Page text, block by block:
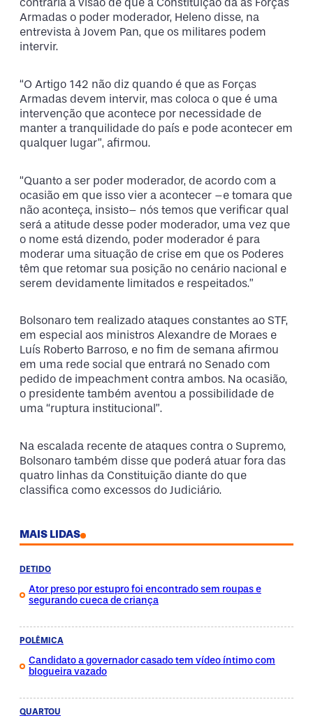
contrária à visão de que a Constituição dá às Forças
Armadas o poder moderador, Heleno disse, na
entrevista à Jovem Pan, que os militares podem
intervir.
“O Artigo 142 não diz quando é que as Forças
Armadas devem intervir, mas coloca o que é uma
intervenção que acontece por necessidade de
manter a tranquilidade do país e pode acontecer em
qualquer lugar”, afirmou.
“Quanto a ser poder moderador, de acordo com a
ocasião em que isso vier a acontecer –e tomara que
não aconteça, insisto– nós temos que verificar qual
será a atitude desse poder moderador, uma vez que
o nome está dizendo, poder moderador é para
moderar uma situação de crise em que os Poderes
têm que retomar sua posição no cenário nacional e
serem devidamente limitados e respeitados.”
Bolsonaro tem realizado ataques constantes ao STF,
em especial aos ministros Alexandre de Moraes e
Luís Roberto Barroso, e no fim de semana afirmou
em uma rede social que entrará no Senado com
pedido de impeachment contra ambos. Na ocasião,
o presidente também aventou a possibilidade de
uma “ruptura institucional”.
Na escalada recente de ataques contra o Supremo,
Bolsonaro também disse que poderá atuar fora das
quatro linhas da Constituição diante do que
classifica como excessos do Judiciário.
MAIS LIDAS
DETIDO
Ator preso por estupro foi encontrado sem roupas e
segurando cueca de criança
POLÊMICA
Candidato a governador casado tem vídeo íntimo com
blogueira vazado
QUARTOU